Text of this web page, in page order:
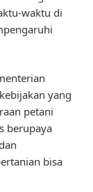
waktu di
yang
petani
berupaya
bisa